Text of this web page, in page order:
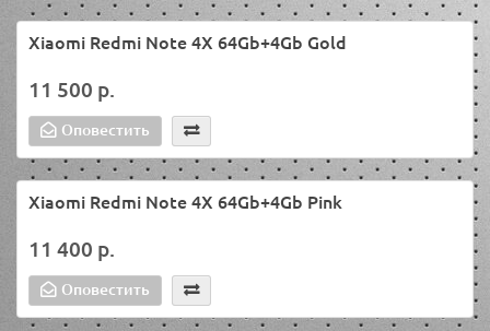
Xiaomi Redmi Note 4X 64Gb+4Gb Gold
11 500 р.
Оповестить
Xiaomi Redmi Note 4X 64Gb+4Gb Pink
11 400 р.
Оповестить